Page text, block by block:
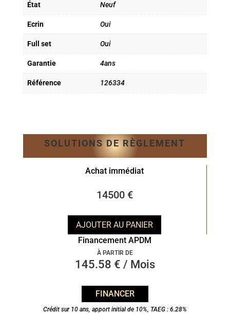
État Neuf
Ecrin Oui
Full set Oui
Garantie 4ans
Référence 126334
SOLUTIONS DE RÈGLEMENT
Achat immédiat
14500 €
AJOUTER AU PANIER
Financement APDM
À PARTIR DE
145.58 € / Mois
FINANCER
Crédit sur 10 ans, apport initial de 10%, TAEG : 6.28%